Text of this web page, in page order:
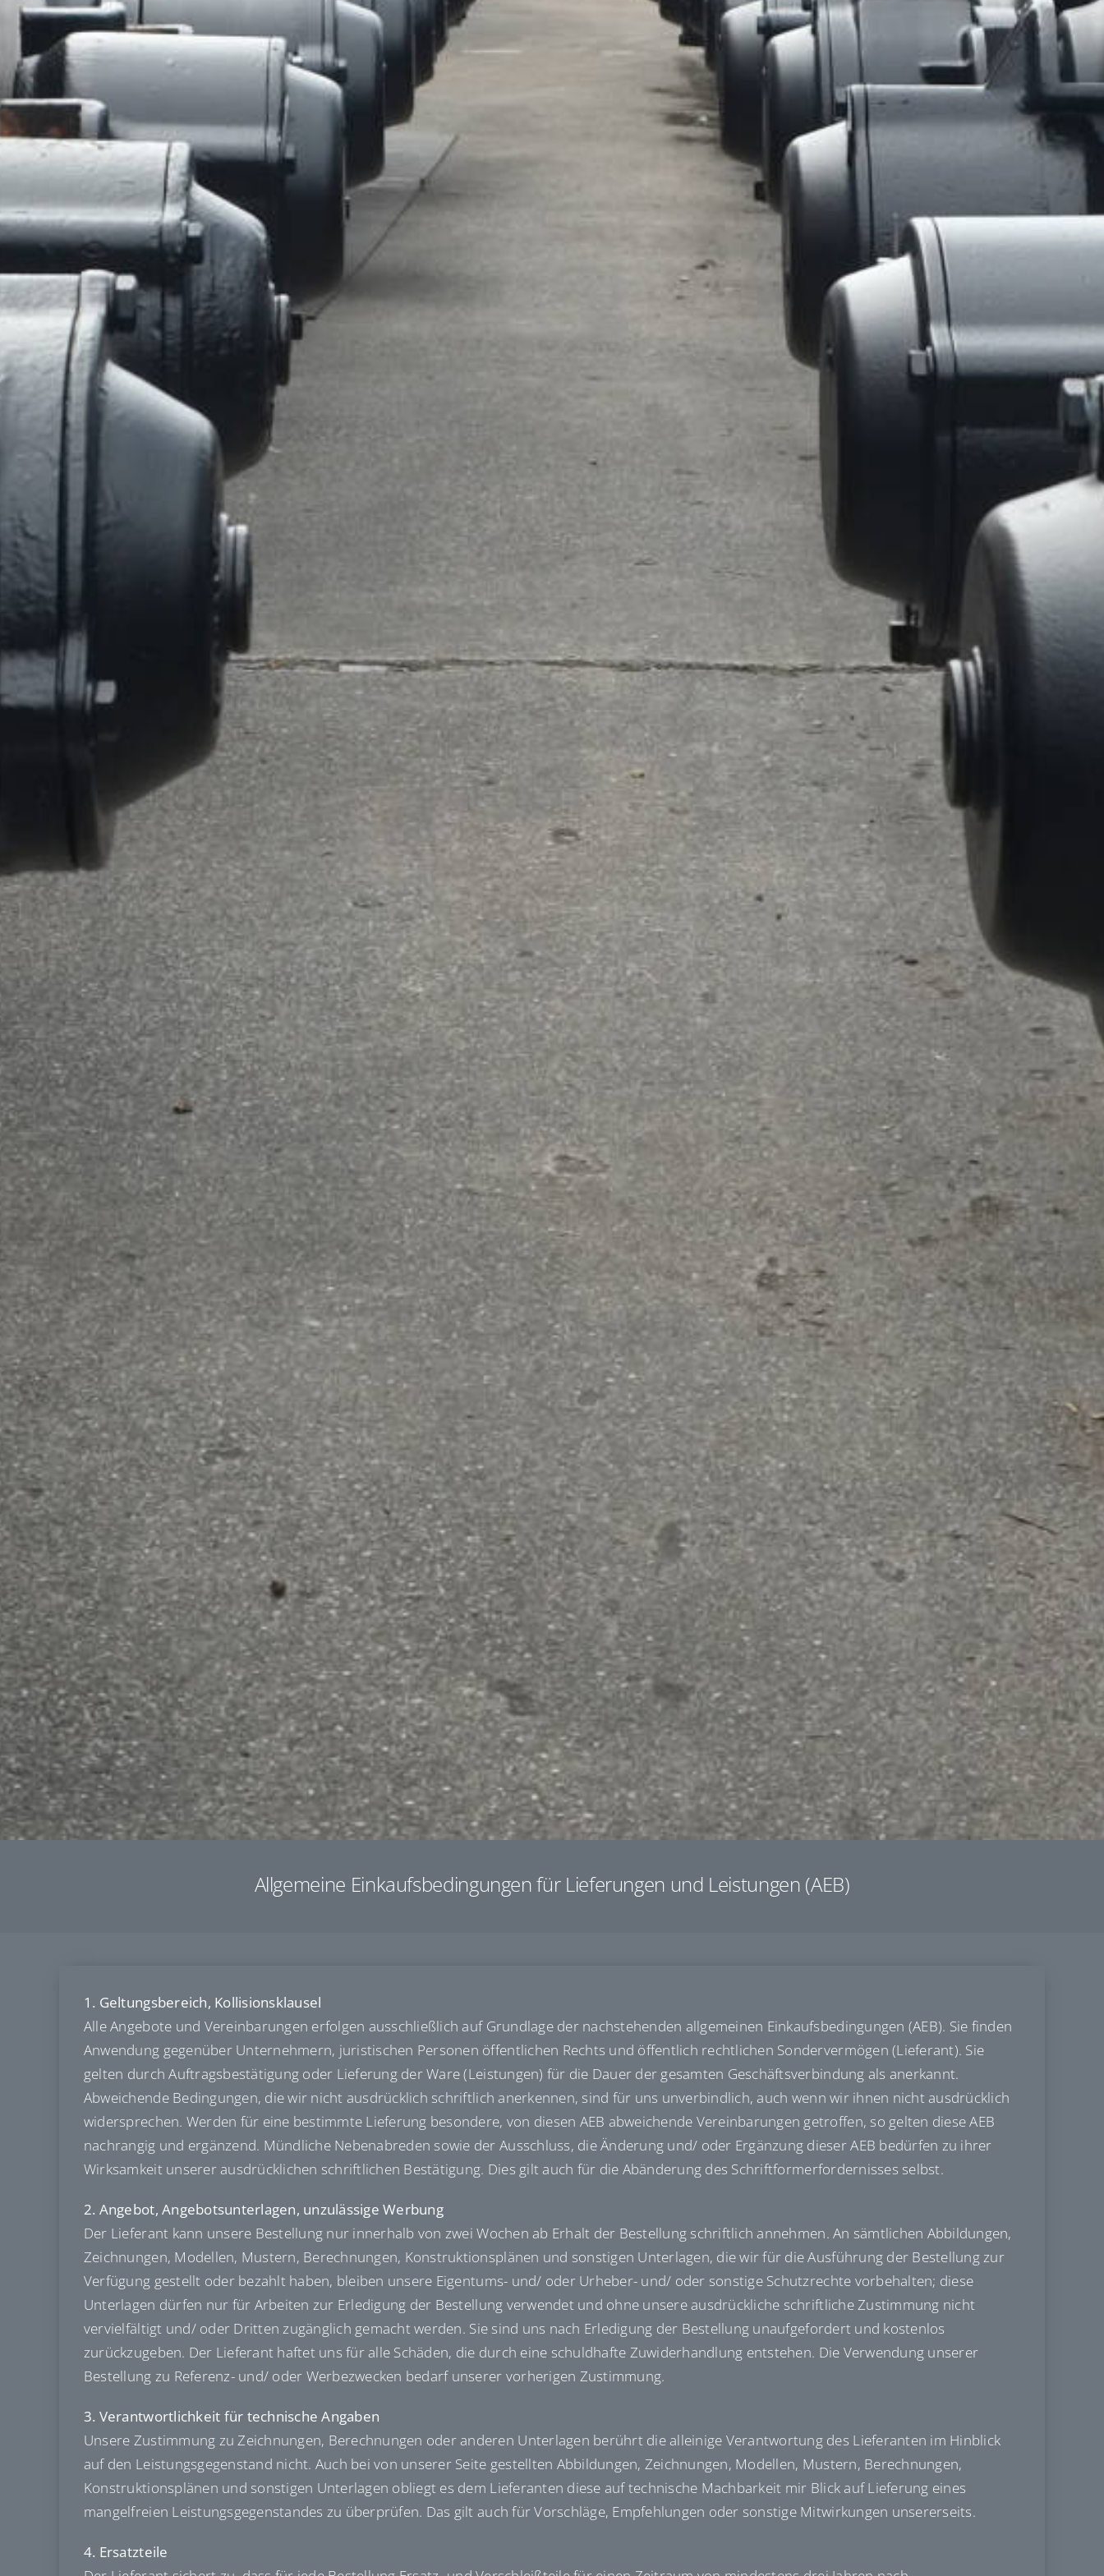
Allgemeine Einkaufsbedingungen für Lieferungen und Leistungen (AEB)
1. Geltungsbereich, Kollisionsklausel
Alle Angebote und Vereinbarungen erfolgen ausschließlich auf Grundlage der nachstehenden allgemeinen Einkaufsbedingungen (AEB). Sie finden
Anwendung gegenüber Unternehmern, juristischen Personen öffentlichen Rechts und öffentlich rechtlichen Sondervermögen (Lieferant). Sie
gelten durch Auftragsbestätigung oder Lieferung der Ware (Leistungen) für die Dauer der gesamten Geschäftsverbindung als anerkannt.
Abweichende Bedingungen, die wir nicht ausdrücklich schriftlich anerkennen, sind für uns unverbindlich, auch wenn wir ihnen nicht ausdrücklich
widersprechen. Werden für eine bestimmte Lieferung besondere, von diesen AEB abweichende Vereinbarungen getroffen, so gelten diese AEB
nachrangig und ergänzend. Mündliche Nebenabreden sowie der Ausschluss, die Änderung und/ oder Ergänzung dieser AEB bedürfen zu ihrer
Wirksamkeit unserer ausdrücklichen schriftlichen Bestätigung. Dies gilt auch für die Abänderung des Schriftformerfordernisses selbst.
2. Angebot, Angebotsunterlagen, unzulässige Werbung
Der Lieferant kann unsere Bestellung nur innerhalb von zwei Wochen ab Erhalt der Bestellung schriftlich annehmen. An sämtlichen Abbildungen,
Zeichnungen, Modellen, Mustern, Berechnungen, Konstruktionsplänen und sonstigen Unterlagen, die wir für die Ausführung der Bestellung zur
Verfügung gestellt oder bezahlt haben, bleiben unsere Eigentums- und/ oder Urheber- und/ oder sonstige Schutzrechte vorbehalten; diese
Unterlagen dürfen nur für Arbeiten zur Erledigung der Bestellung verwendet und ohne unsere ausdrückliche schriftliche Zustimmung nicht
vervielfältigt und/ oder Dritten zugänglich gemacht werden. Sie sind uns nach Erledigung der Bestellung unaufgefordert und kostenlos
zurückzugeben. Der Lieferant haftet uns für alle Schäden, die durch eine schuldhafte Zuwiderhandlung entstehen. Die Verwendung unserer
Bestellung zu Referenz- und/ oder Werbezwecken bedarf unserer vorherigen Zustimmung.
3. Verantwortlichkeit für technische Angaben
Unsere Zustimmung zu Zeichnungen, Berechnungen oder anderen Unterlagen berührt die alleinige Verantwortung des Lieferanten im Hinblick
auf den Leistungsgegenstand nicht. Auch bei von unserer Seite gestellten Abbildungen, Zeichnungen, Modellen, Mustern, Berechnungen,
Konstruktionsplänen und sonstigen Unterlagen obliegt es dem Lieferanten diese auf technische Machbarkeit mir Blick auf Lieferung eines
mangelfreien Leistungsgegenstandes zu überprüfen. Das gilt auch für Vorschläge, Empfehlungen oder sonstige Mitwirkungen unsererseits.
4. Ersatzteile